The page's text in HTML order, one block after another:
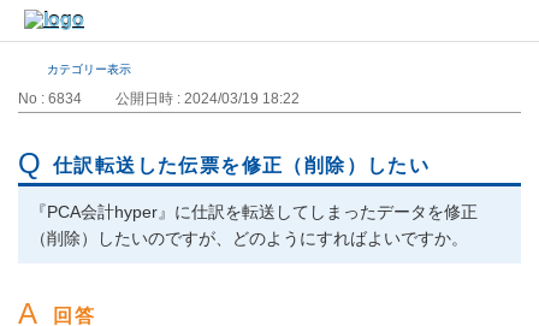
カテゴリー表示
No : 6834 公開日時 : 2024/03/19 18:22
仕訳転送した伝票を修正（削除）したい
『PCA会計hyper』に仕訳を転送してしまったデータを修正
（削除）したいのですが、どのようにすればよいですか。